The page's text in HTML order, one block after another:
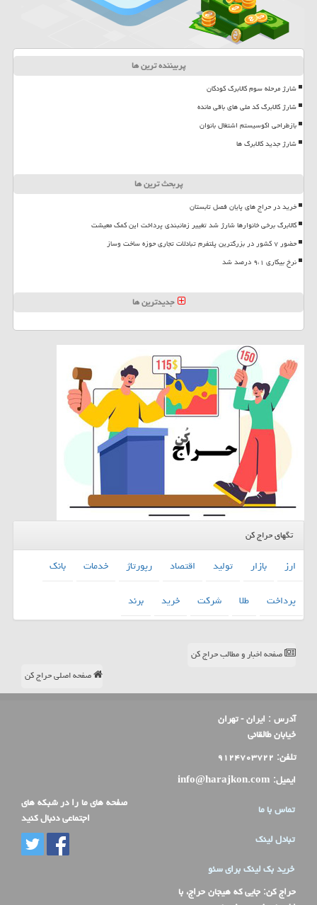
پربیننده ترین ها
شارژ مرحله سوم کالابرگ کودکان
شارژ کالابرگ کد ملی های باقی مانده
بازطراحی اکوسیستم اشتغال بانوان
شارژ جدید کالابرگ ها
پربحث ترین ها
خرید در حراج های پایان فصل تابستان
کالابرگ برخی خانوارها شارژ شد تغییر زمانبندی پرداخت این کمک معیشت
حضور ۷ کشور در بزرگترین پلتفرم تبادلات تجاری حوزه ساخت وساز
نرخ بیکاری ۹،۱ درصد شد
جدیدترین ها
تگهای حراج کن
ارز بازار تولید اقتصاد رپورتاژ خدمات
بانك
پرداخت
طلا شركت خرید برند
صفحه اخبار و مطالب حراج کن
صفحه اصلی حراج کن
آدرس : ایران - تهران
خیابان طالقانی
تلفن: ۹۱۲۴۷۰۳۷۲۲
ایمیل: info@harajkon.com
تماس با ما
تبادل لینک
خرید بک لینک برای سئو
حراج کن: جایی که هیجان حراج، با
صفحه های ما را در شبکه های
اجتماعی دنبال کنید